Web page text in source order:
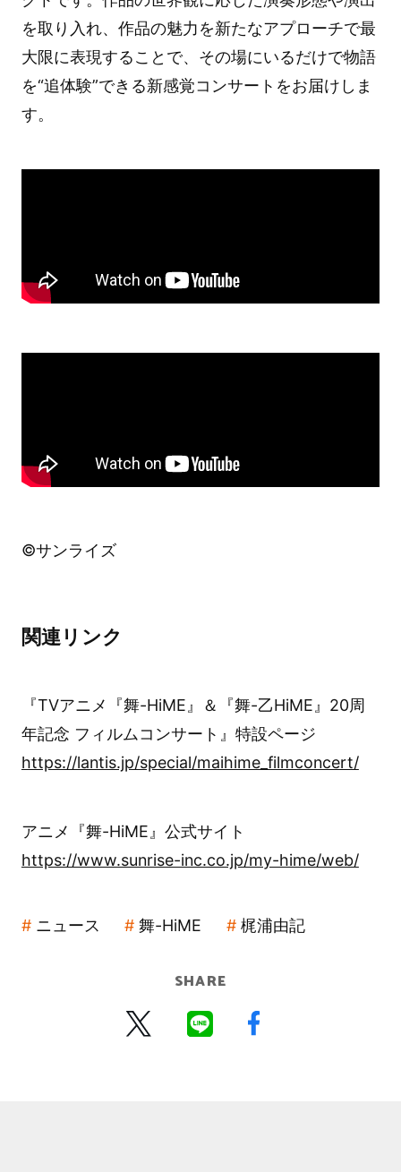
を取り入れ、作品の魅力を新たなアプローチで最
大限に表現することで、その場にいるだけで物語
を“追体験”できる新感覚コンサートをお届けしま
す。
©サンライズ
関連リンク
『TVアニメ『舞-HiME』＆『舞-乙HiME』20周
年記念 フィルムコンサート』特設ページ
https://lantis.jp/special/maihime_filmconcert/
アニメ『舞-HiME』公式サイト
https://www.sunrise-inc.co.jp/my-hime/web/
ニュース 舞-HiME 梶浦由記
SHARE